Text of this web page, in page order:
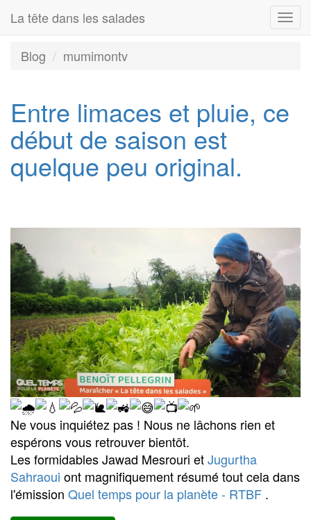
La tête dans les salades
Blog mumimontv
Entre limaces et pluie, ce
début de saison est
quelque peu original.
Ne vous inquiétez pas ! Nous ne lâchons rien et
espérons vous retrouver bientôt.
Les formidables Jawad Mesrouri etJugurtha
Sahraoui ont magnifiquement résumé tout cela dans
l'émission Quel temps pour la planète - RTBF .